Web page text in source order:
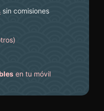
sin comisiones
en tu móvil